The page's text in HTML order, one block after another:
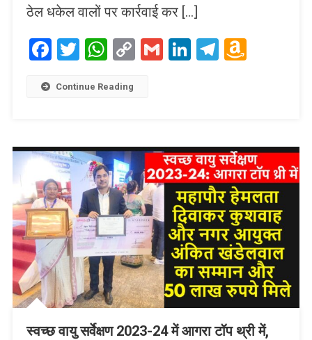
ठेल धकेल वालों पर कार्रवाई कर […]
Facebook
Twitter
WhatsApp
CopyGmailLinkedIn
Telegram
Continue Reading
स्वच्छ वायु सर्वेक्षण 2023-24 में आगरा टॉप थ्री में,